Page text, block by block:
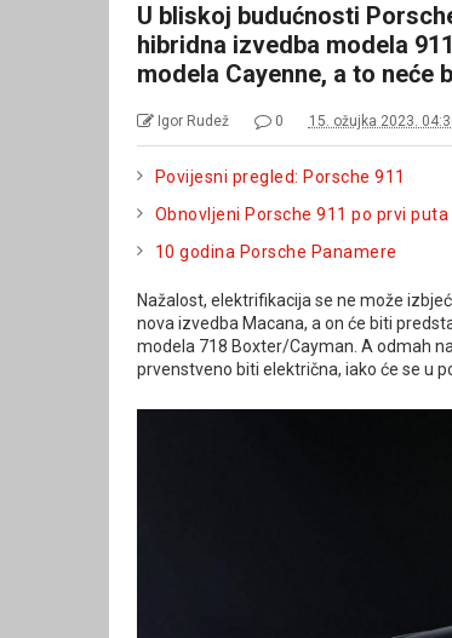
U bliskoj budućnosti
hibridna izvedba modela
modela Cayenne, a to neće
Igor Rudež 0 15. ožujka 2023.
Povijesni pregled: Porsche 911
Obnovljeni Porsche 911 po prvi
10 godina Porsche Panamere
Nažalost, elektrifikacija se ne može
nova izvedba Macana, a on će biti
modela 718 Boxter/Cayman. A odmah
prvenstveno biti električna, iako će se u